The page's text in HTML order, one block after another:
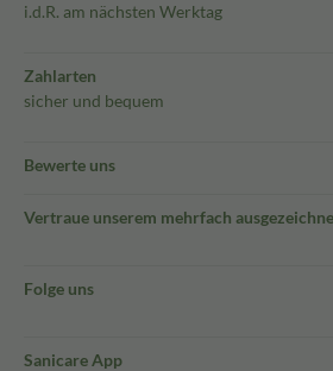
i.d.R. am nächsten Werktag
Zahlarten
sicher und bequem
Bewerte uns
Vertraue unserem mehrfach
Folge uns
Sanicare App